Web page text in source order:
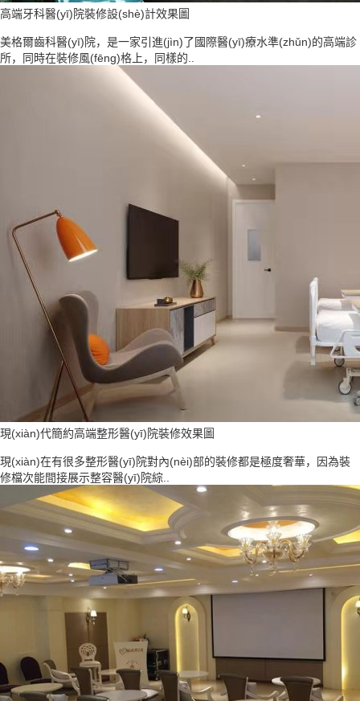
高端牙科醫(yī)院裝修設(shè)計效果圖
美格爾齒科醫(yī)院，是一家引進(jìn)了國際醫(yī)療水準(zhǔn)的高端診
所，同時在裝修風(fēng)格上，同樣的..
現(xiàn)代簡約高端整形醫(yī)院裝修效果圖
現(xiàn)在有很多整形醫(yī)院對內(nèi)部的裝修都是極度奢華，因為裝
修檔次能間接展示整容醫(yī)院綜..